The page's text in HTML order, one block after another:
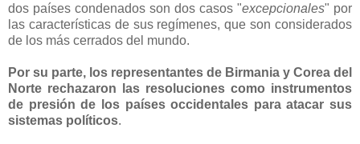
dos países condenados son dos casos "excepcionales" por
las características de sus regímenes, que son considerados
de los más cerrados del mundo.
Por su parte, los representantes de Birmania y Corea del
Norte rechazaron las resoluciones como instrumentos
de presión de los países occidentales para atacar sus
sistemas políticos.